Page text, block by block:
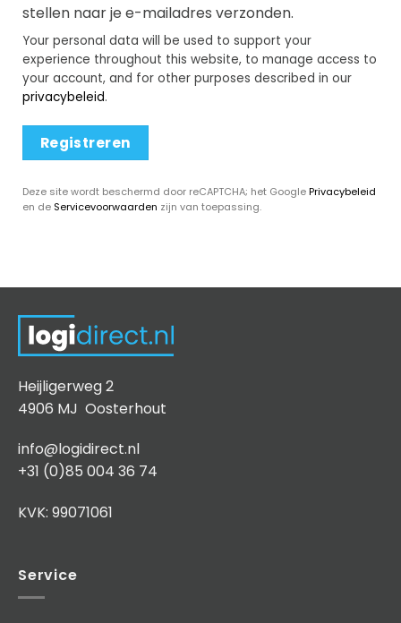
stellen naar je e-mailadres verzonden.
Your personal data will be used to support your
experience throughout this website, to manage access to
your account, and for other purposes described in our
privacybeleid.
Registreren
Deze site wordt beschermd door reCAPTCHA; het GooglePrivacybeleid
en de Servicevoorwaarden zijn van toepassing.
Heijligerweg 2
4906 MJ Oosterhout
info@logidirect.nl
+31 (0)85 004 36 74
KVK: 99071061
Service